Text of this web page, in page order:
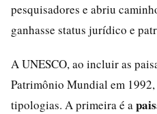
pesquisadores e abriu
ganhasse status jurídico e
A UNESCO, ao incluir as
Patrimônio Mundial em 1992,
tipologias. A primeira é a